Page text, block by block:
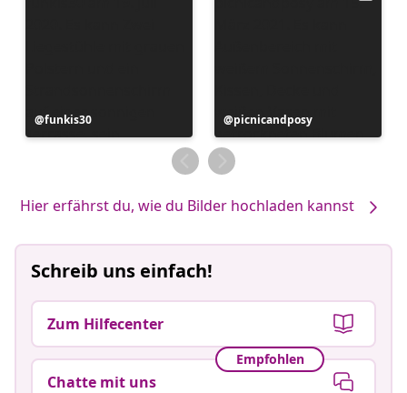
Beitrag
veröffentlicht
funkis30
Beitrag
veröffentlicht
von
picnicandposy
Hier erfährst du, wie du Bilder hochladen kannst
Schreib uns einfach!
Zum Hilfecenter
Empfohlen
Chatte mit uns